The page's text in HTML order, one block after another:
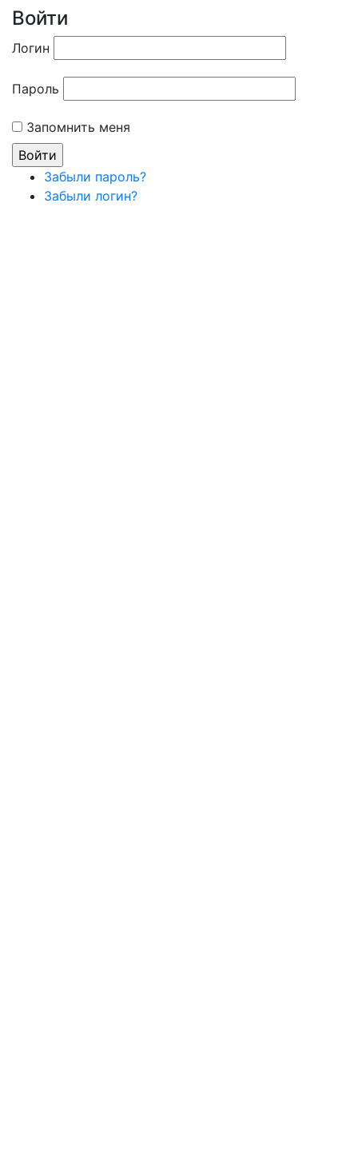
Войти
Логин
Пароль
Запомнить меня
Забыли пароль?
Забыли логин?